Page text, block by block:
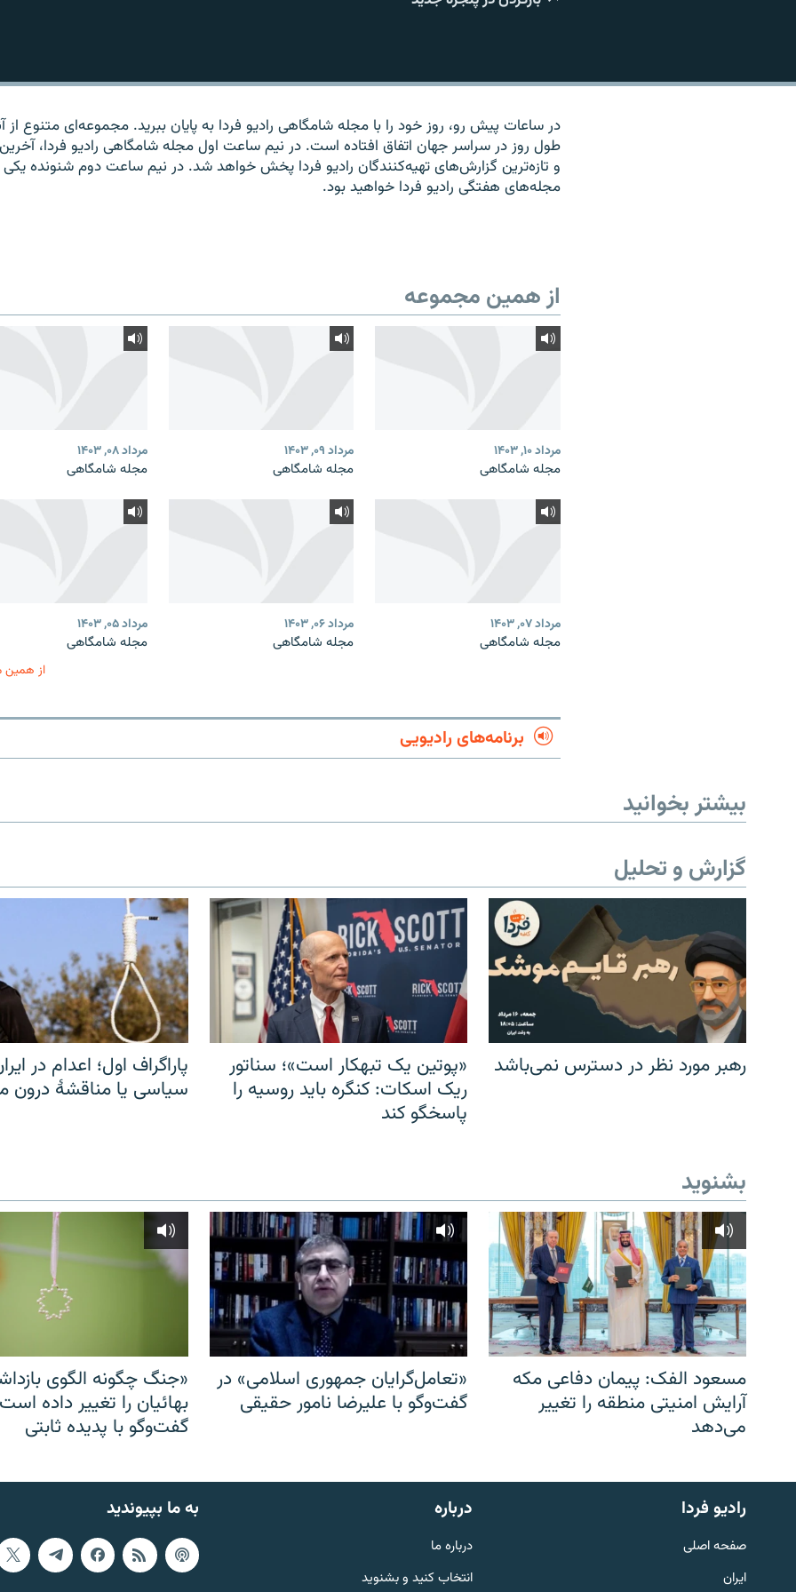
English
به ما بپیوندید
در ساعات پیش رو، روز خود را با مجله شامگاهی رادیو فردا به پایان ببرید. مجموعه‌ای متنوع از
طول روز در سراسر جهان اتفاق افتاده است. در نیم ساعت اول مجله شامگاهی رادیو فردا،
و تازه‌ترین گزارش‌های تهیه‌کنندگان رادیو فردا پخش خواهد شد. در نیم ساعت دوم شنونده یکی
مجله‌های هفتگی رادیو فردا خواهید بود.
از همین مجموعه
مرداد ۱۰, ۱۴۰۳
مجله شامگاهی
مرداد ۰۹, ۱۴۰۳
مجله شامگاهی
مرداد ۰۸, ۱۴۰۳
مجله شامگاهی
مرداد ۰۷, ۱۴۰۳
مجله شامگاهی
مرداد ۰۶, ۱۴۰۳
مجله شامگاهی
مرداد ۰۵, ۱۴۰۳
مجله شامگاهی
از همین
برنامه‌های رادیویی
بیشتر بخوانید
گزارش و تحلیل
رهبر مورد نظر در دسترس نمی‌باشد
«پوتین یک تبهکار است»؛ سناتور
ریک اسکات: کنگره باید روسیه را
پاسخگو کند
پاراگراف اول؛ اعدام در
سیاسی یا مناقشهٔ درون
بشنوید
مسعود الفک: پیمان دفاعی مکه
آرایش امنیتی منطقه را تغییر
می‌دهد
«تعامل‌گرایان جمهوری اسلامی» در
گفت‌وگو با علیرضا نامور حقیقی
«جنگ چگونه الگوی
بهائیان را تغییر داده
گفت‌وگو با پدیده ثابتی
به ما بپیوندید رادیو فردا
صفحه اصلی
ایران
درباره
درباره ما
انتخاب کنید و بشنوید